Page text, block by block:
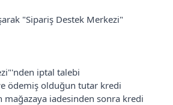
"Sipariş Destek Merkezi"
iptal talebi
ödemiş olduğun tutar kredi
iadesinden sonra kredi